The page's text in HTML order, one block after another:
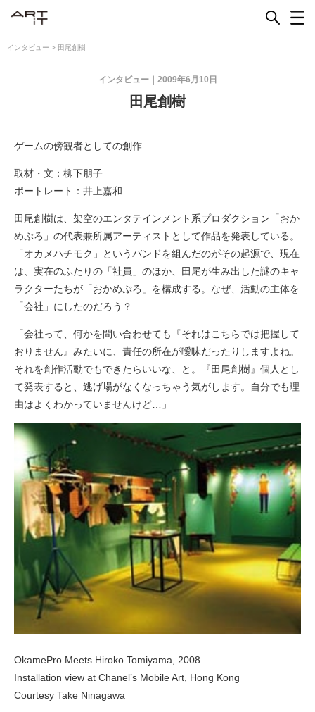
インタビュー > 田尾創樹
2009年6月10日
インタビュー
田尾創樹
ゲームの傍観者としての創作
取材・文：柳下朋子
ポートレート：井上嘉和
田尾創樹は、架空のエンタテインメント系プロダクション「おか
めぷろ」の代表兼所属アーティストとして作品を発表している。
「オカメハチモク」というバンドを組んだのがその起源で、現在
は、実在のふたりの「社員」のほか、田尾が生み出した謎のキャ
ラクターたちが「おかめぷろ」を構成する。なぜ、活動の主体を
「会社」にしたのだろう？
「会社って、何かを問い合わせても『それはこちらでは把握して
おりません』みたいに、責任の所在が曖昧だったりしますよね。
それを創作活動でもできたらいいな、と。『田尾創樹』個人とし
て発表すると、逃げ場がなくなっちゃう気がします。自分でも理
由はよくわかっていませんけど…」
OkamePro Meets Hiroko Tomiyama , 2008
Installation view at Chanel’s Mobile Art, Hong Kong
Courtesy Take Ninagawa